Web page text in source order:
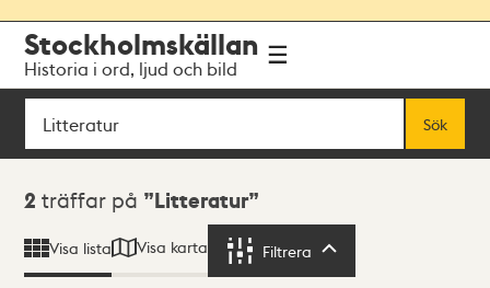
navigationen
huvudinnehållet
Stockholmskällan
Historia i ord, ljud och bild
Sök
Sök
Sökresultat
2 träffar på Litteratur
Visa lista Visa karta Filtrera